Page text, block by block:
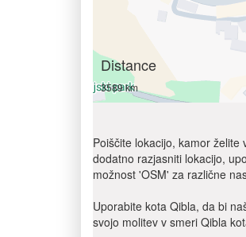
Distance
3589 km
Poiščite lokacijo, kamor
dodatno razjasniti lokacijo,
možnost 'OSM' za različne
Uporabite kota Qibla, da bi
svojo molitev v smeri Qibla